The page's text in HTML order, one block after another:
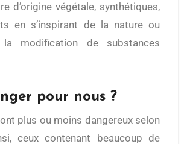
d’origine végétale, synthétiques,
en s’inspirant de la nature ou
modification de substances
pour nous ?
plus ou moins dangereux selon
ceux contenant beaucoup de